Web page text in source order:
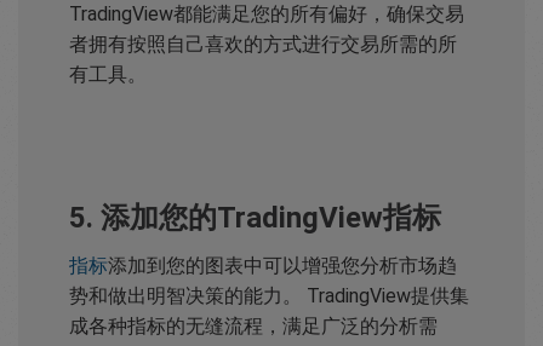
TradingView都能满足您的所有偏好，确保交易
者拥有按照自己喜欢的方式进行交易所需的所
有工具。
5. 添加您的TradingView指标
指标添加到您的图表中可以增强您分析市场趋
势和做出明智决策的能力。 TradingView提供集
成各种指标的无缝流程，满足广泛的分析需